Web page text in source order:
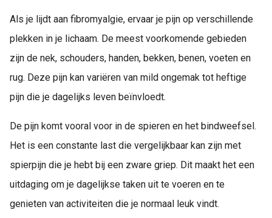
Als je lijdt aan fibromyalgie, ervaar je pijn op verschillende
plekken in je lichaam. De meest voorkomende gebieden
zijn de nek, schouders, handen, bekken, benen, voeten en
rug. Deze pijn kan variëren van mild ongemak tot heftige
pijn die je dagelijks leven beïnvloedt.
De pijn komt vooral voor in de spieren en het bindweefsel.
Het is een constante last die vergelijkbaar kan zijn met
spierpijn die je hebt bij een zware griep. Dit maakt het een
uitdaging om je dagelijkse taken uit te voeren en te
genieten van activiteiten die je normaal leuk vindt.